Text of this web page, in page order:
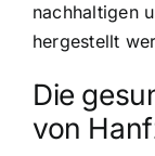
nachhaltigen
hergestellt
Die
von